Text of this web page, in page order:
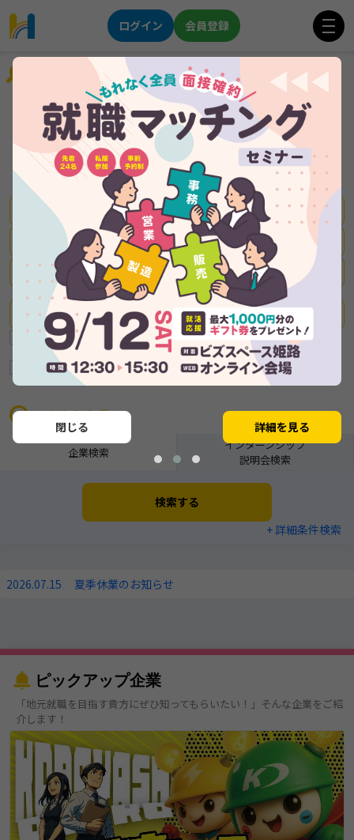
ログイン 会員登録
企業を探す
前年度賞与実積：5.2か月
★事務職積極採用中★
未経験から挑戦できるＩＴ企業
★インテリア×メーカー★
神戸
残業は年間平均で月4時間！
新着企業 はりまっちのみ掲載企業
積極採用中の企業
募集中の企業
ショート動画あり リレキャリ対応企業
こだわり条件
企業検索
インターンシップ
説明会検索
検索する
+ 詳細条件検索
2026.07.15 夏季休業のお知らせ
ピックアップ企業
「地元就職を目指す貴方にぜひ知ってもらいたい！」そんな企業をご紹
介します！
閉じる 詳細を見る